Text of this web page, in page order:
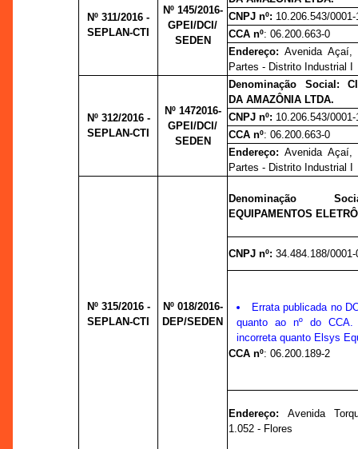
Nº 311/2016 -
SEPLAN-CTI
Nº 145/2016-
GPEI/DCI/
SEDEN
CNPJ nº: 10.206.543/0001-
CCA nº: 06.200.663-0
Endereço:Avenida Açaí,
Partes - Distrito Industrial I
Nº 312/2016 -
SEPLAN-CTI
Nº 1472016-
GPEI/DCI/
SEDEN
Denominação Social:
DA AMAZÔNIA LTDA.
CNPJ nº: 10.206.543/0001-
CCA nº: 06.200.663-0
Endereço:Avenida Açaí,
Partes - Distrito Industrial I
Nº 315/2016 -
SEPLAN-CTI
Nº 018/2016-
DEP/SEDEN
Denominação
EQUIPAMENTOS
CNPJ nº:34.484.188/0001-
Errata publicada no
quanto ao nº do CCA.
incorreta quanto Elsys
CCA nº: 06.200.189-2
Endereço:Avenida
1.052 - Flores